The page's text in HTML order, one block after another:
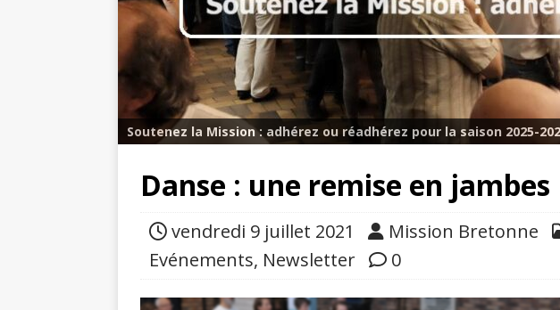
Soutenez la Mission : adhérez ou réadhérez pour la saison 2025-
Danse : une remise en jambes
vendredi 9 juillet 2021 Mission Bretonne
Evénements, Newsletter 0